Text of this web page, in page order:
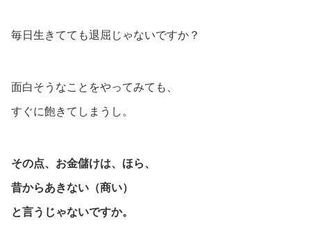
毎日生きてても退屈じゃないですか？
面白そうなことをやってみても、
すぐに飽きてしまうし。
その点、お金儲けは、ほら、
昔からあきない（商い）
と言うじゃないですか。